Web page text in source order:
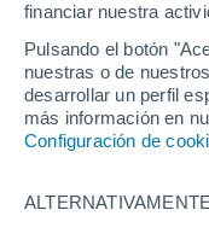
financiar nuestra
Pulsando el botón
nuestras o de
desarrollar un perfil
más información en
Configuración de
PRES. | V > 10
| NUB. |